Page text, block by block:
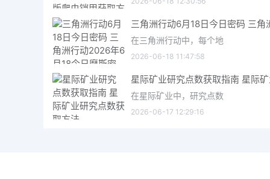
在三角洲行动中，每个地
2026-06-18 11:47:58
在星际矿业中，研究点数
2026-06-17 12:29:16